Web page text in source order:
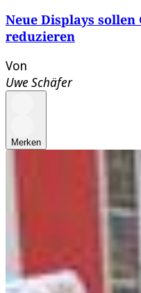
Neue Displays
reduzieren
Von
Uwe Schäfer
Merken